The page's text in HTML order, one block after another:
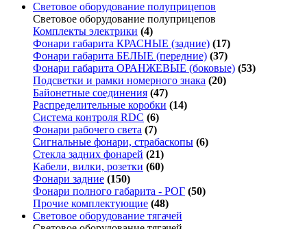
Световое оборудование полуприцепов
Световое оборудование полуприцепов
Комплекты электрики (4)
Фонари габарита КРАСНЫЕ (задние) (17)
Фонари габарита БЕЛЫЕ (передние) (37)
Фонари габарита ОРАНЖЕВЫЕ (боковые) (53)
Подсветки и рамки номерного знака (20)
Байонетные соединения (47)
Распределительные коробки (14)
Система контроля RDC (6)
Фонари рабочего света (7)
Сигнальные фонари, страбаскопы (6)
Стекла задних фонарей (21)
Кабели, вилки, розетки (60)
Фонари задние (150)
Фонари полного габарита - РОГ (50)
Прочие комплектующие (48)
Световое оборудование тягачей